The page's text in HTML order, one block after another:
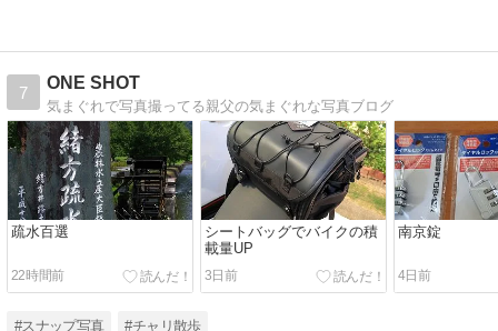
7
ONE SHOT
気まぐれで写真撮ってる親父の気まぐれな写真ブログ
疏水百選
22時間前
シートバッグでバイクの積
載量UP
3日前
南京錠
4日前
#スナップ写真 #チャリ散歩